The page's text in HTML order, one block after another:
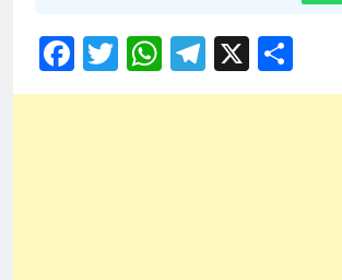
Facebook
Twitter
WhatsApp
Telegram
X